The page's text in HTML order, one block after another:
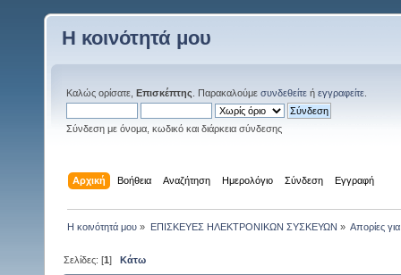
Η κοινότητά μου
Καλώς ορίσατε, Επισκέπτης . Παρακαλούμε συνδεθείτε ή εγγραφείτε
Σύνδεση με όνομα, κωδικό και διάρκεια σύνδεσης
Αρχική Βοήθεια Αναζήτηση Ημερολόγιο Σύνδεση Εγγραφή
Η κοινότητά μου » ΕΠΙΣΚΕΥΕΣ ΗΛΕΚΤΡΟΝΙΚΩΝ ΣΥΣΚΕΥΩΝ » Απορίες
Σελίδες: [1]Κάτω